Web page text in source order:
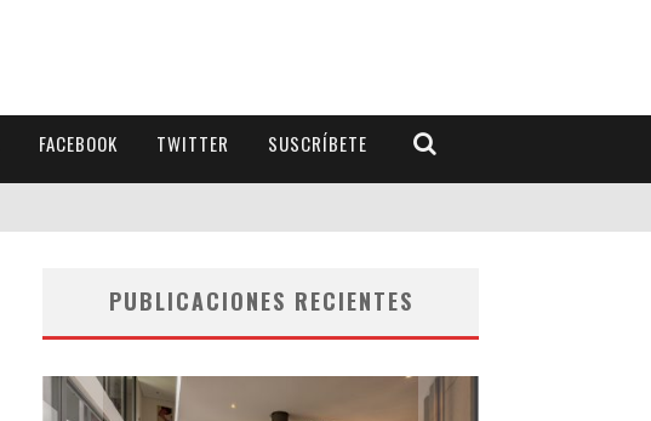
FACEBOOK TWITTER SUSCRÍBETE
PUBLICACIONES RECIENTES